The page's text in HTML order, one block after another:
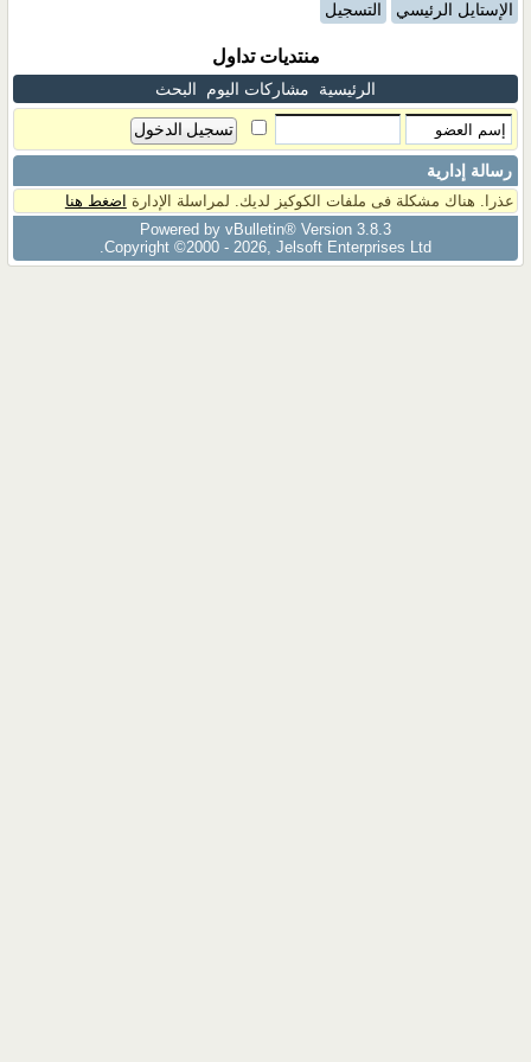
الإستايل الرئيسي التسجيل
منتديات تداول
الرئيسية مشاركات اليوم البحث
رسالة إدارية
عذرا. هناك مشكلة فى ملفات الكوكيز لديك. لمراسلة الإدارة اضغط هنا
Powered by vBulletin® Version 3.8.3
Copyright ©2000 - 2026, Jelsoft Enterprises Ltd.